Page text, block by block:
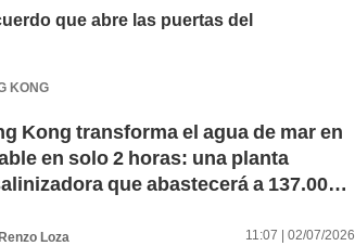
que abre las puertas del
KONG
Kong transforma el agua de mar en
en solo 2 horas: una planta
que abastecerá a 137.000
Loza
11:07 | 02/07/2026